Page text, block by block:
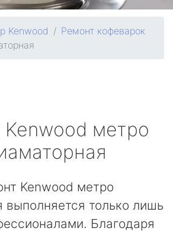
Kenwood
Ремонт кофеварок
Kenwood метро
Kenwood метро
выполняется только лишь
Благодаря